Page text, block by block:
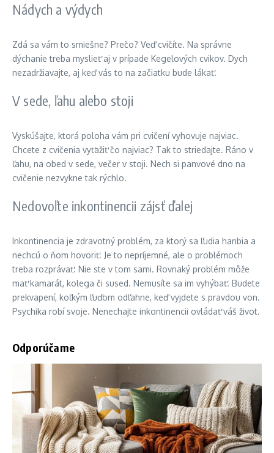
Nádych a výdych
Zdá sa vám to smiešne? Prečo? Veď cvičíte. Na správne
dýchanie treba myslieť aj v prípade Kegelových cvikov. Dych
nezadržiavajte, aj keď vás to na začiatku bude lákať.
V sede, ľahu alebo stoji
Vyskúšajte, ktorá poloha vám pri cvičení vyhovuje najviac.
Chcete z cvičenia vyťažiť čo najviac? Tak to striedajte. Ráno v
ľahu, na obed v sede, večer v stoji. Nech si panvové dno na
cvičenie nezvykne tak rýchlo.
Nedovoľte inkontinencii zájsť ďalej
Inkontinencia je zdravotný problém, za ktorý sa ľudia hanbia a
nechcú o ňom hovoriť. Je to nepríjemné, ale o problémoch
treba rozprávať. Nie ste v tom sami. Rovnaký problém môže
mať kamarát, kolega či sused. Nemusíte sa im vyhýbať. Budete
prekvapení, koľkým ľuďom odľahne, keď vyjdete s pravdou von.
Psychika robí svoje. Nenechajte inkontinencii ovládať váš život.
Odporúčame